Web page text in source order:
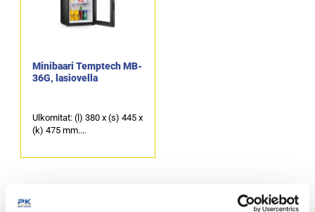
Minibaari Temptech MB-
36G, lasiovella
Ulkomitat: (l) 380 x (s) 445 x
(k) 475 mm.
V.